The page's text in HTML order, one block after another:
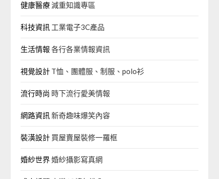
健康醫療減重知識專區
科技資訊 工業電子3C產品
生活情報 各行各業情報資訊
視覺設計 T恤、團體服、制服、polo衫
流行時尚 時下流行愛美情報
網路資訊 新奇趣味爆笑內容
裝潢設計 買屋賣屋裝修一羅框
婚紗世界婚紗攝影寫真網